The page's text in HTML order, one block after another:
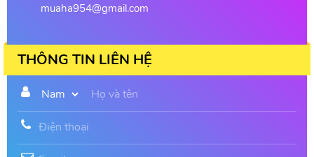
muaha954@gmail.com
THÔNG TIN LIÊN HỆ